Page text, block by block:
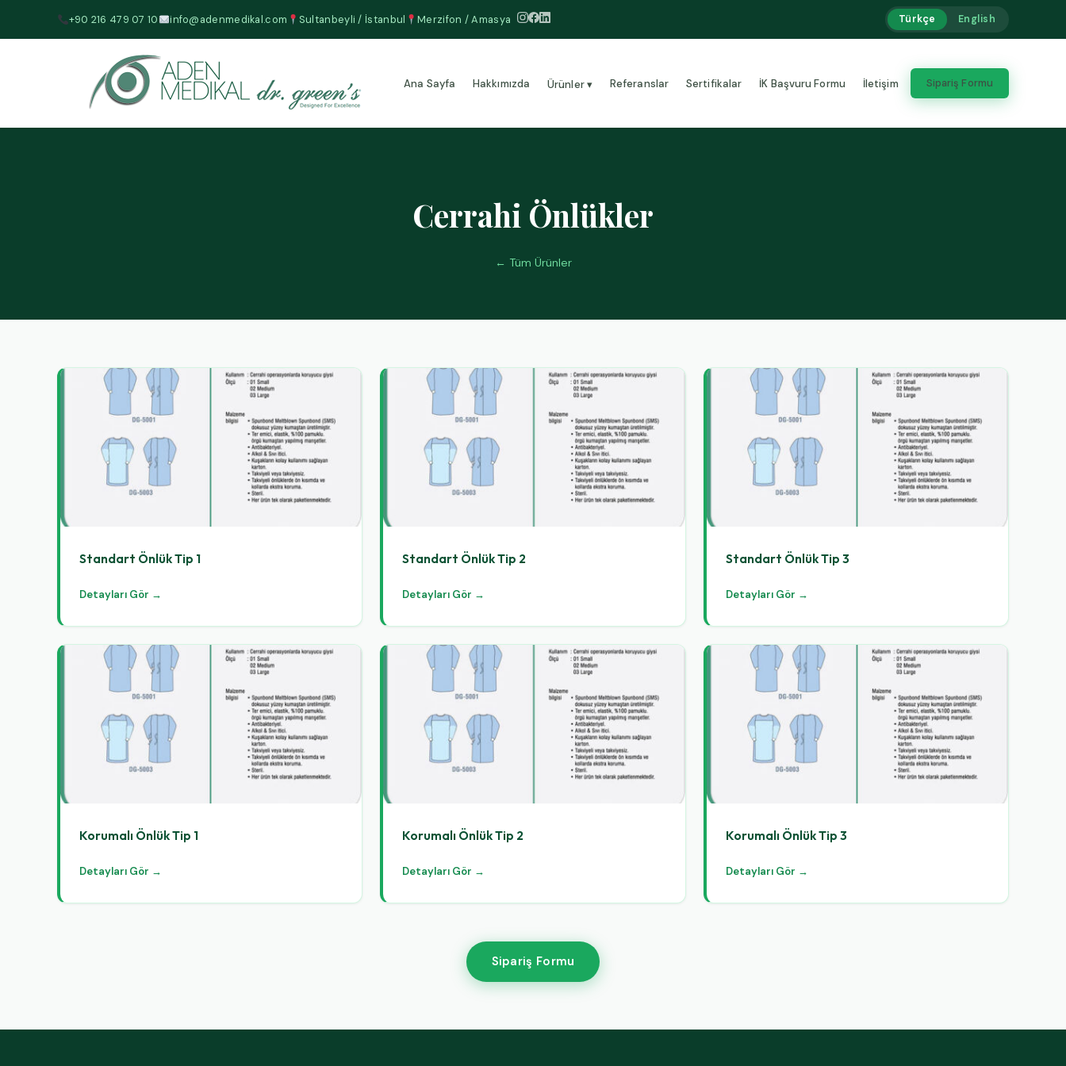
+90 216 479 07 10 info@adenmedikal.com Sultanbeyli / İstanbul Merzifon / Amasya Türkçe English
Ana Sayfa Hakkımızda Ürünler ▾ Referanslar Sertifikalar İK Başvuru Formu İletişim Sipariş Formu
Cerrahi Önlükler
← Tüm Ürünler
Standart Önlük Tip 1
Detayları Gör →
Standart Önlük Tip 2
Detayları Gör →
Standart Önlük Tip 3
Detayları Gör →
Korumalı Önlük Tip 1
Detayları Gör →
Korumalı Önlük Tip 2
Detayları Gör →
Korumalı Önlük Tip 3
Detayları Gör →
Sipariş Formu